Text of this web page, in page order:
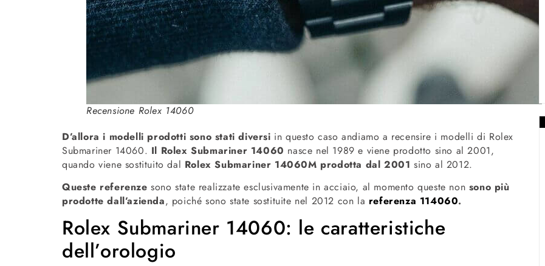
Recensione Rolex 14060
D’allora i modelli prodotti sono stati diversi in questo caso andiamo a recensire i modelli di Rolex
Submariner 14060. Il Rolex Submariner 14060 nasce nel 1989 e viene prodotto sino al 2001,
quando viene sostituito dal Rolex Submariner 14060M prodotta dal 2001 sino al 2012.
Queste referenze sono state realizzate esclusivamente in acciaio, al momento queste non sono più
prodotte dall’azienda, poiché sono state sostituite nel 2012 con la referenza 114060.
Rolex Submariner 14060: le caratteristiche
dell’orologio